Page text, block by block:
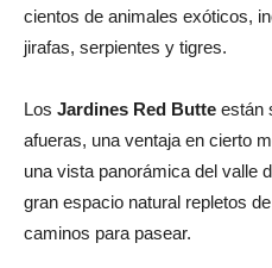
cientos de animales exóticos,
jirafas, serpientes y tigres.
Los Jardines Red Butte están
afueras, una ventaja en cierto
una vista panorámica del valle
gran espacio natural repletos
caminos para pasear.